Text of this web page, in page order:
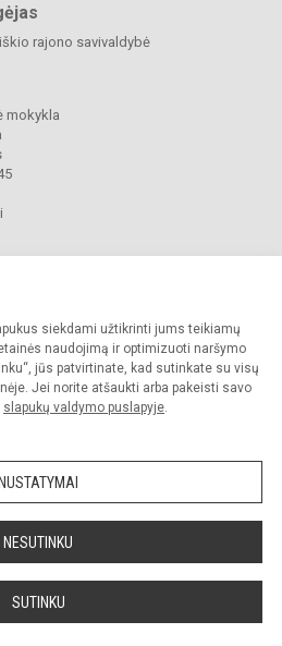
siekdami užtikrinti jums teikiamų
naudojimą ir optimizuoti naršymo
jūs patvirtinate, kad sutinkate su visų
Jei norite atšaukti arba pakeisti savo
slapukų valdymo puslapyje.
NESUTINKU
SUTINKU
rajono savivaldybė
mokykla
mokykla. Visos teisės saugomos.
administracijos sutikimo griežtai draudžiama.
Slapukų valdymas